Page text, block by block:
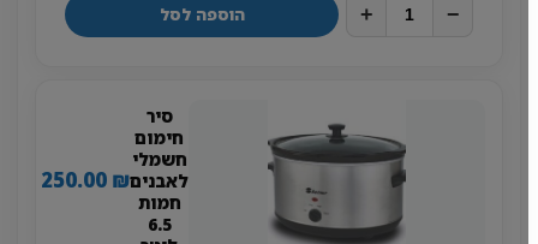
−
+ הוספה לסל
סיר
חימום
חשמלי
לאבנים
חמות
6.5
250.00₪